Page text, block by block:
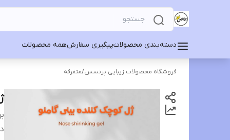
دسته‌بندی محصولاتپیگیری سفارشهمه محصولات
فروشگاه محصولات زیبایی پرنسس/متفرقه